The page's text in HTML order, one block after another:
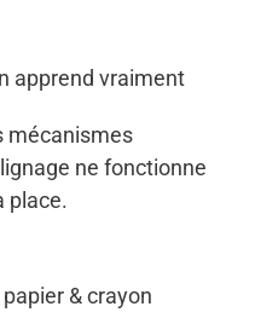
apprend vraiment
mécanismes
ne fonctionne
place.
& crayon